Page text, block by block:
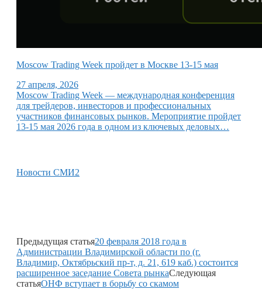
Moscow Trading Week пройдет в Москве 13-15 мая
27 апреля, 2026
Moscow Trading Week — международная конференция
для трейдеров, инвесторов и профессиональных
участников финансовых рынков. Мероприятие пройдет
13-15 мая 2026 года в одном из ключевых деловых…
Новости СМИ2
Предыдущая статья20 февраля 2018 года в
Администрации Владимирской области по (г.
Владимир, Октябрьский пр-т, д. 21, 619 каб.) состоится
расширенное заседание Совета рынкаСледующая
статьяОНФ вступает в борьбу со скамом